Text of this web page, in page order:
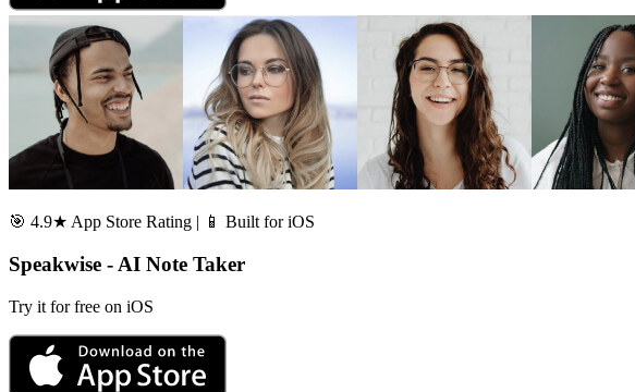
🎯 4.9★ App Store Rating | 📱 Built for iOS
Speakwise - AI Note Taker
Try it for free on iOS